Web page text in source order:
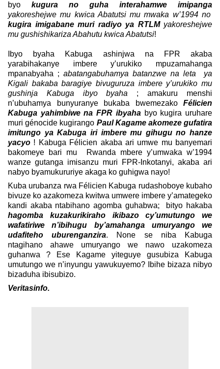
byo kugura no guha interahamwe imipanga
yakoreshejwe mu kwica Abatutsi mu mwaka w’1994 no
kugira imigabane muri radiyo ya RTLMyakoreshejwe
mu gushishikariza Abahutu kwica Abatutsi!
Ibyo byaha Kabuga ashinjwa na FPR akaba
yarabihakanye imbere y’urukiko mpuzamahanga
mpanabyaha ; abatangabuhamya batanzwe na leta ya
Kigali bakaba baragiye bivuguruza imbere y’urukiko mu
gushinja Kabuga ibyo byaha ; amakuru menshi
n’ubuhamya bunyuranye bukaba bwemezako Félicien
Kabuga yahimbiwe na FPR ibyaha byo kugira uruhare
muri génocide kugirango Paul Kagame akomeze gufatira
imitungo ya Kabuga iri imbere mu gihugu no hanze
yacyo ! Kabuga Félicien akaba ari umwe mu banyemari
bakomeye bari mu Rwanda mbere y’umwaka w’1994
wanze gutanga imisanzu muri FPR-Inkotanyi, akaba ari
nabyo byamukururiye akaga ko guhigwa nayo!
Kuba urubanza rwa Félicien Kabuga rudashoboye kubaho
bivuze ko azakomeza kwitwa umwere imbere y’amategeko
kandi akaba ntabihano agomba guhabwa; bityo hakaba
hagomba kuzakurikiraho ikibazo cy’umutungo we
wafatiriwe n’ibihugu by’amahanga umuryango we
udafiteho uburenganzira. None se niba Kabuga
ntagihano ahawe umuryango we nawo uzakomeza
guhanwa ? Ese Kagame yiteguye gusubiza Kabuga
umutungo we n’inyungu yawukuyemo? Ibihe bizaza nibyo
bizaduha ibisubizo.
Veritasinfo.